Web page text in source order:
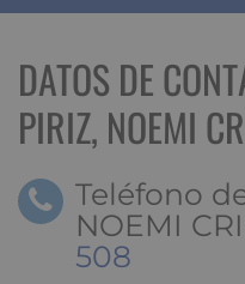
DATOS DE
PIRIZ, NOEMI
Teléfono
NOEMI
508